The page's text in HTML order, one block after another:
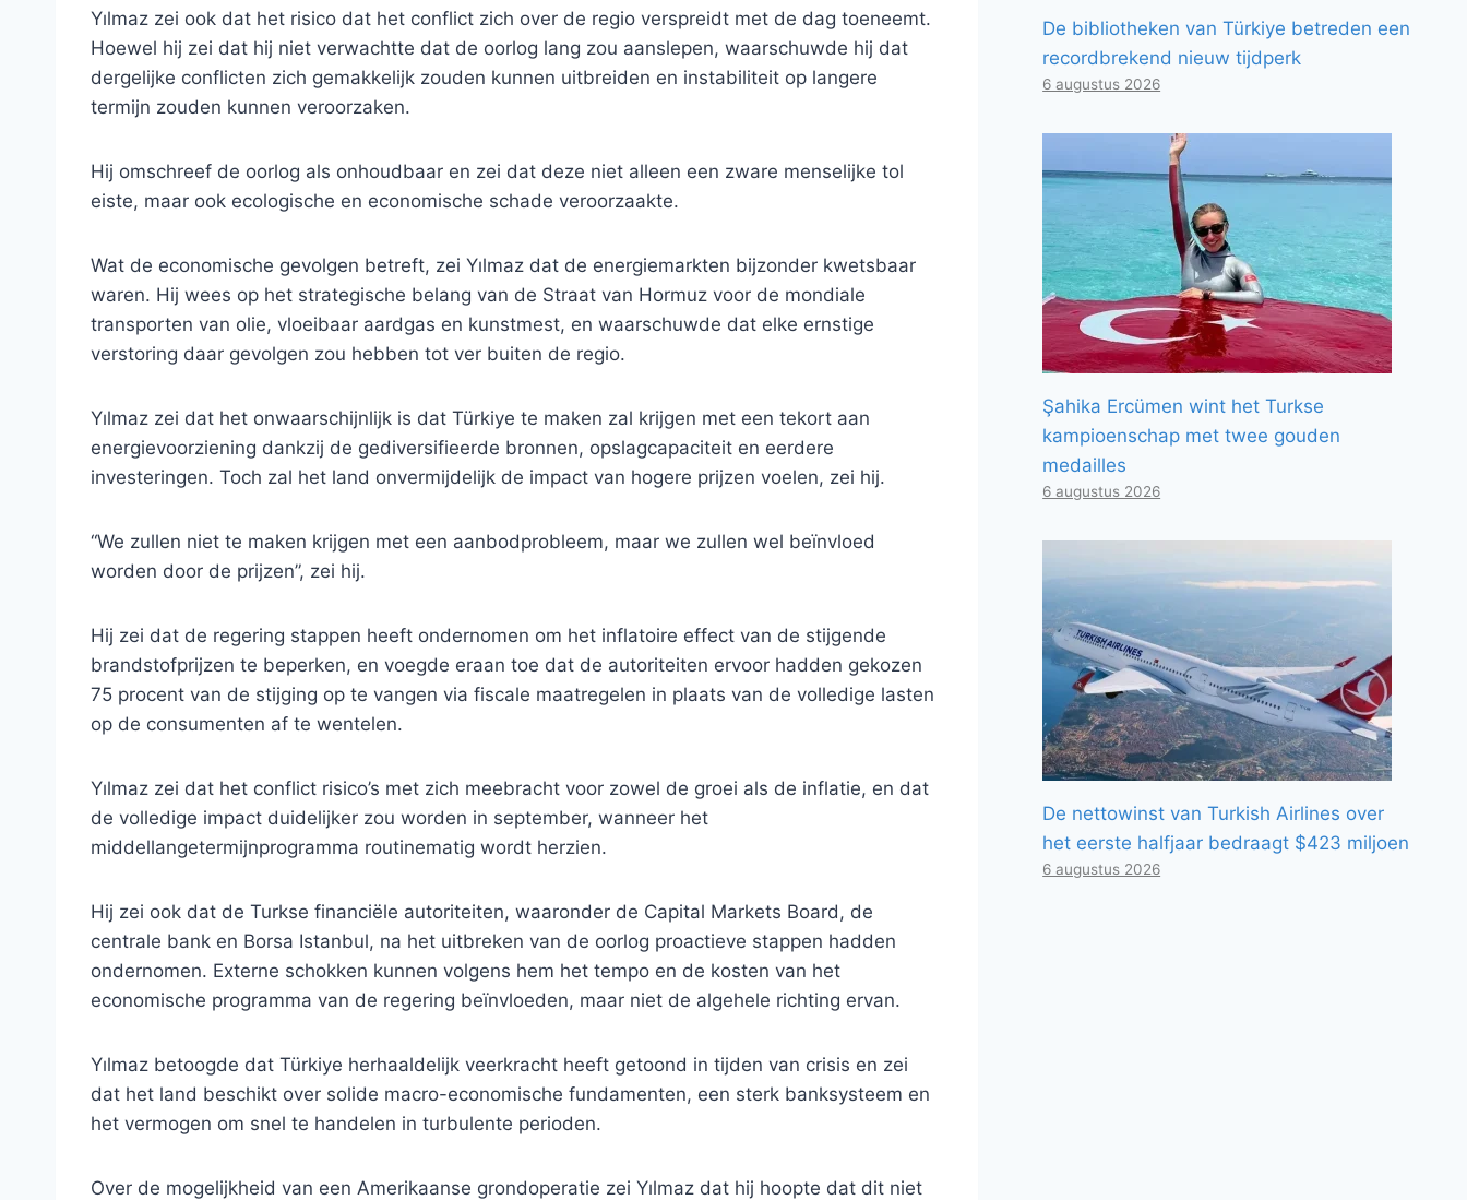
Yılmaz zei ook dat het risico dat het conflict zich over de regio verspreidt met de dag toeneemt.
Hoewel hij zei dat hij niet verwachtte dat de oorlog lang zou aanslepen, waarschuwde hij dat
dergelijke conflicten zich gemakkelijk zouden kunnen uitbreiden en instabiliteit op langere
termijn zouden kunnen veroorzaken.
Hij omschreef de oorlog als onhoudbaar en zei dat deze niet alleen een zware menselijke tol
eiste, maar ook ecologische en economische schade veroorzaakte.
Wat de economische gevolgen betreft, zei Yılmaz dat de energiemarkten bijzonder kwetsbaar
waren. Hij wees op het strategische belang van de Straat van Hormuz voor de mondiale
transporten van olie, vloeibaar aardgas en kunstmest, en waarschuwde dat elke ernstige
verstoring daar gevolgen zou hebben tot ver buiten de regio.
Yılmaz zei dat het onwaarschijnlijk is dat Türkiye te maken zal krijgen met een tekort aan
energievoorziening dankzij de gediversifieerde bronnen, opslagcapaciteit en eerdere
investeringen. Toch zal het land onvermijdelijk de impact van hogere prijzen voelen, zei hij.
“We zullen niet te maken krijgen met een aanbodprobleem, maar we zullen wel beïnvloed
worden door de prijzen”, zei hij.
Hij zei dat de regering stappen heeft ondernomen om het inflatoire effect van de stijgende
brandstofprijzen te beperken, en voegde eraan toe dat de autoriteiten ervoor hadden gekozen
75 procent van de stijging op te vangen via fiscale maatregelen in plaats van de volledige lasten
op de consumenten af ​​te wentelen.
Yılmaz zei dat het conflict risico’s met zich meebracht voor zowel de groei als de inflatie, en dat
de volledige impact duidelijker zou worden in september, wanneer het
middellangetermijnprogramma routinematig wordt herzien.
Hij zei ook dat de Turkse financiële autoriteiten, waaronder de Capital Markets Board, de
centrale bank en Borsa Istanbul, na het uitbreken van de oorlog proactieve stappen hadden
ondernomen. Externe schokken kunnen volgens hem het tempo en de kosten van het
economische programma van de regering beïnvloeden, maar niet de algehele richting ervan.
Yılmaz betoogde dat Türkiye herhaaldelijk veerkracht heeft getoond in tijden van crisis en zei
dat het land beschikt over solide macro-economische fundamenten, een sterk banksysteem en
het vermogen om snel te handelen in turbulente perioden.
Over de mogelijkheid van een Amerikaanse grondoperatie zei Yılmaz dat hij hoopte dat dit niet
De bibliotheken van Türkiye betreden een
recordbrekend nieuw tijdperk
6 augustus 2026
Şahika Ercümen wint het Turkse
kampioenschap met twee gouden
medailles
6 augustus 2026
De nettowinst van Turkish Airlines over
het eerste halfjaar bedraagt ​​$423 miljoen
6 augustus 2026